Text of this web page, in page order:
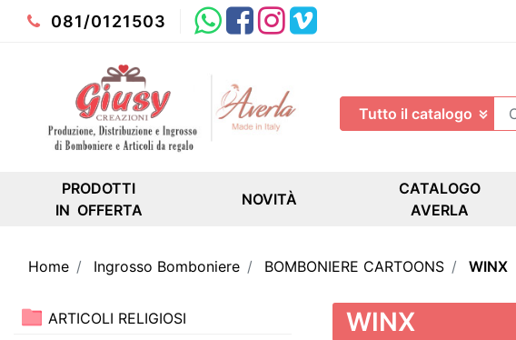
081/0121503 Whatsapp
FacebookInstagram
Youtube
PRODOTTI
IN OFFERTA
NOVITÀ
CATALOGO
AVERLA
Home Ingrosso Bomboniere BOMBONIERE CARTOONS WINX
ARTICOLI RELIGIOSI
WINX